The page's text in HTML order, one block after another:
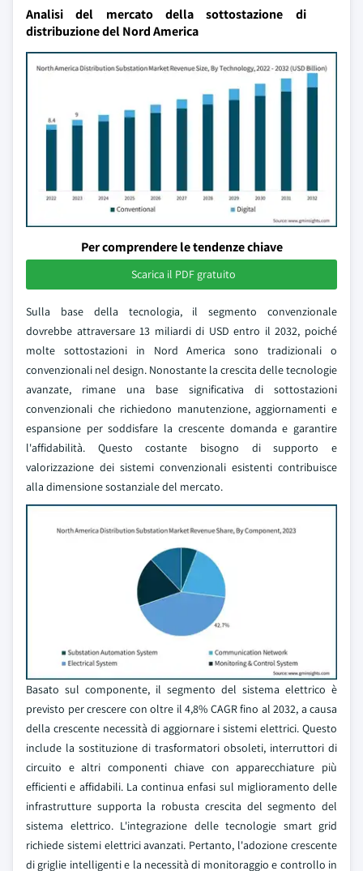
Analisi del mercato della sottostazione di
distribuzione del Nord America
Per comprendere le tendenze chiave
Scarica il PDF gratuito
Sulla base della tecnologia, il segmento convenzionale
dovrebbe attraversare 13 miliardi di USD entro il 2032, poiché
molte sottostazioni in Nord America sono tradizionali o
convenzionali nel design. Nonostante la crescita delle tecnologie
avanzate, rimane una base significativa di sottostazioni
convenzionali che richiedono manutenzione, aggiornamenti e
espansione per soddisfare la crescente domanda e garantire
l'affidabilità. Questo costante bisogno di supporto e
valorizzazione dei sistemi convenzionali esistenti contribuisce
alla dimensione sostanziale del mercato.
Basato sul componente, il segmento del sistema elettrico è
previsto per crescere con oltre il 4,8% CAGR fino al 2032, a causa
della crescente necessità di aggiornare i sistemi elettrici. Questo
include la sostituzione di trasformatori obsoleti, interruttori di
circuito e altri componenti chiave con apparecchiature più
efficienti e affidabili. La continua enfasi sul miglioramento delle
infrastrutture supporta la robusta crescita del segmento del
sistema elettrico. L'integrazione delle tecnologie smart grid
richiede sistemi elettrici avanzati. Pertanto, l'adozione crescente
di griglie intelligenti e la necessità di monitoraggio e controllo in